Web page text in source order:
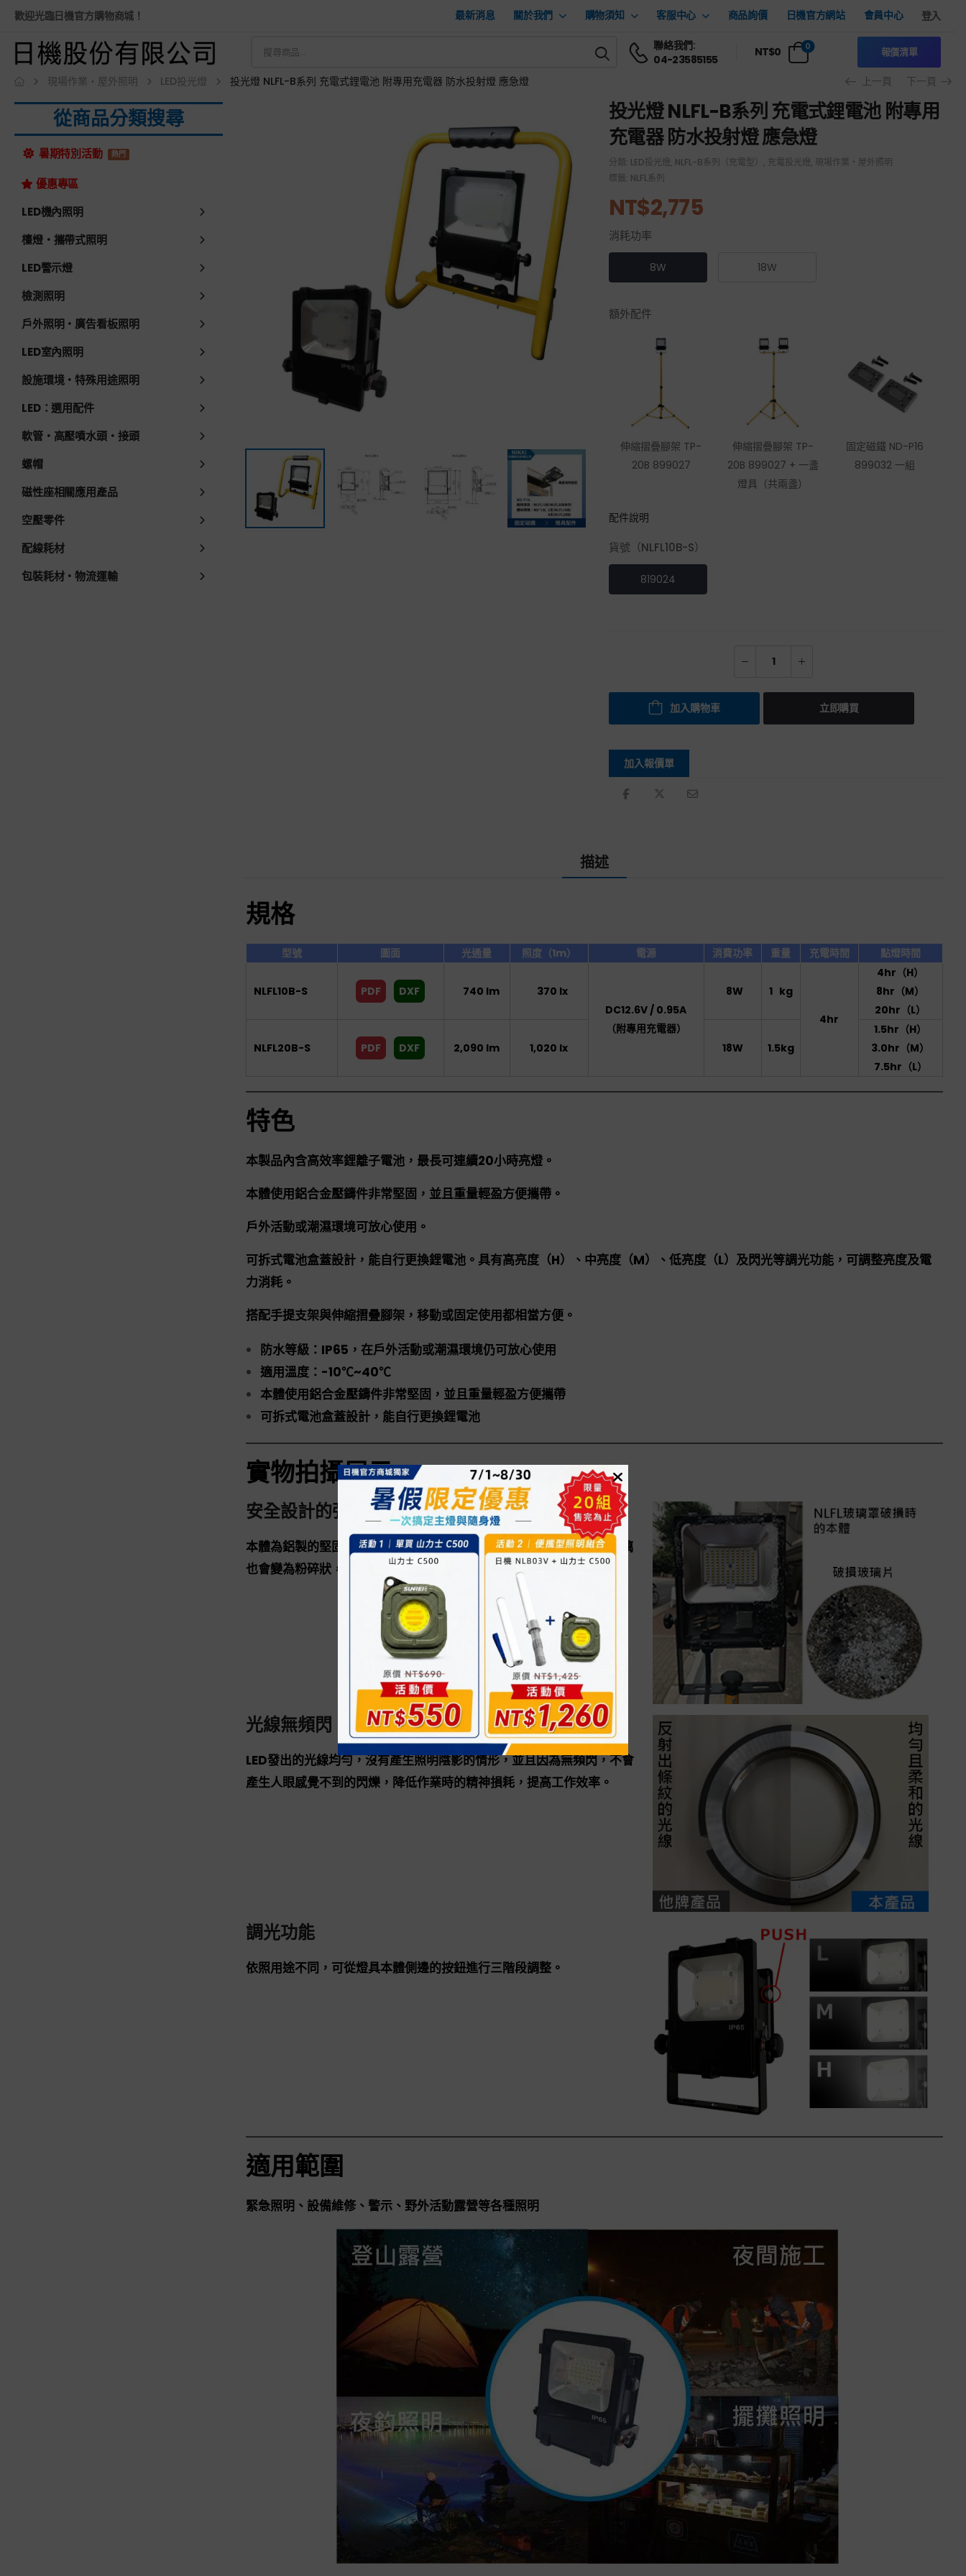
歡迎光臨日機官方購物商城！ 最新消息 關於我們 購物須知 客服中心 商品詢價 日機官方網站 會員中心 登入
聯絡我們:
04-23585155
NT$0 0 報價清單
現場作業・屋外照明 LED投光燈 投光燈 NLFL-B系列 充電式鋰電池 附專用充電器 防水投射燈 應急燈 上一頁 下一頁
從商品分類搜尋
暑期特別活動 熱門
優惠專區
LED機內照明
檯燈・攜帶式照明
LED警示燈
檢測照明
戶外照明・廣告看板照明
LED室內照明
設施環境・特殊用途照明
LED：選用配件
軟管・高壓噴水頭・接頭
螺帽
磁性座相關應用產品
空壓零件
配線耗材
包裝耗材・物流運輸
投光燈 NLFL-B系列 充電式鋰電池 附專用
充電器 防水投射燈 應急燈
分類: LED投光燈, NLFL-B系列（充電型） , 充電投光燈, 現場作業・屋外照明
標籤: NLFL系列
NT$2,775
消耗功率
8W 18W
額外配件
伸縮摺疊腳架 TP-
20B 899027
伸縮摺疊腳架 TP-
20B 899027 + 一盞
燈具（共兩盞）
固定磁鐵 ND-P16
899032 一組
配件說明
貨號（NLFL10B-S）
819024
加入購物車 立即購買
加入報價單
描述
規格
型號 圖面 光通量 照度（1m） 電源 消費功率 重量 充電時間 點燈時間
NLFL10B-S PDF DXF 740 lm
370 lx
DC12.6V / 0.95A
（附專用充電器）
8W
1 kg
4hr
4hr（H）
8hr（M）
20hr（L）
NLFL20B-S PDF DXF 2,090 lm 1,020 lx 18W 1.5kg
1.5hr（H）
3.0hr（M）
7.5hr（L）
特色
本製品內含高效率鋰離子電池，最長可連續20小時亮燈。
本體使用鋁合金壓鑄件非常堅固，並且重量輕盈方便攜帶。
戶外活動或潮濕環境可放心使用。
可拆式電池盒蓋設計，能自行更換鋰電池。具有高亮度（H）、中亮度（M）、低亮度（L）及閃光等調光功能，可調整亮度及電
力消耗。
搭配手提支架與伸縮摺疊腳架，移動或固定使用都相當方便。
防水等級：IP65，在戶外活動或潮濕環境仍可放心使用
適用溫度：-10℃~40℃
本體使用鋁合金壓鑄件非常堅固，並且重量輕盈方便攜帶
可拆式電池盒蓋設計，能自行更換鋰電池
實物拍攝展示
安全設計的強化玻璃
本體為鋁製的堅固構造，表面玻璃則為4mm的強化玻璃，即便損毀玻璃
也會變為粉碎狀，沒有受傷的疑慮。
光線無頻閃
LED發出的光線均勻，沒有產生照明陰影的情形，並且因為無頻閃，不會
產生人眼感覺不到的閃爍，降低作業時的精神損耗，提高工作效率。
調光功能
依照用途不同，可從燈具本體側邊的按鈕進行三階段調整。
適用範圍
緊急照明、設備維修、警示、野外活動露營等各種照明